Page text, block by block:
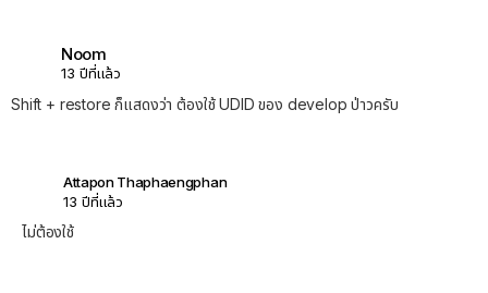
Noom
13 ปีที่แล้ว
Shift + restore ก็แสดงว่า ต้องใช้ UDID ของ develop ป่าวครับ
Attapon Thaphaengphan
13 ปีที่แล้ว
ไม่ต้องใช้